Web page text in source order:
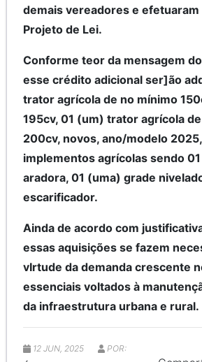
demais vereadores e
Projeto de Lei.
Conforme teor da mensagem
esse crédito adicional ser]ão
trator agrícola de no mínimo
195cv, 01 (um) trator agrícola
200cv, novos, ano/modelo
implementos agrícolas sendo
aradora, 01 (uma) grade
escarificador.
Ainda de acordo com
essas aquisições se fazem
vIrtude da demanda crescente
essenciais voltados à
da infraestrutura urbana e rural.
12 JUN, 2025 POR: